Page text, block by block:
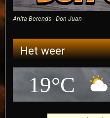
Anita Berends - Don Juan
Het weer
19°C